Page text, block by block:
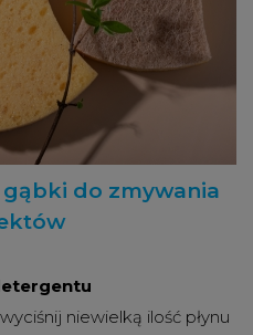
do zmywania
niewielką ilość płynu